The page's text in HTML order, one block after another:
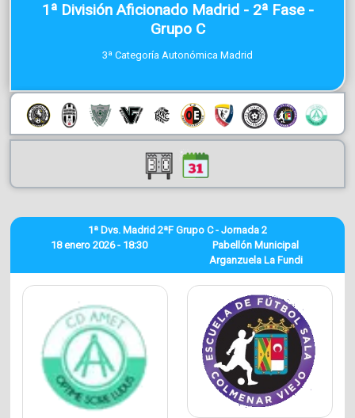
1ª División Aficionado Madrid - 2ª Fase -
Grupo C
3ª Categoría Autonómica Madrid
18 enero 2026 - 18:30
1ª Dvs. Madrid 2ªF Grupo C - Jornada 2
Pabellón Municipal
Arganzuela La Fundi